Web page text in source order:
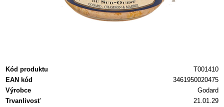
Kód produktu
T001410
EAN kód
3461950020475
Výrobce
Godard
Trvanlivosť
21.01.29